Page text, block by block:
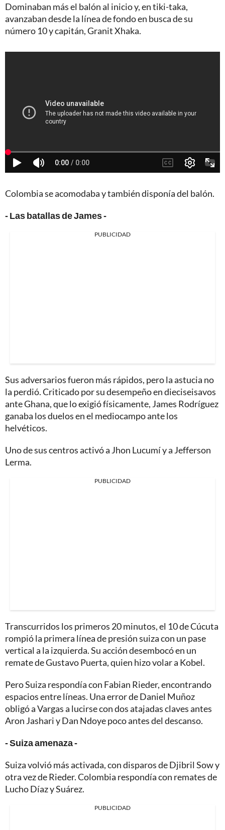
Dominaban más el balón al inicio y, en tiki-taka,
avanzaban desde la línea de fondo en busca de su
número 10 y capitán, Granit Xhaka.
Colombia se acomodaba y también disponía del balón.
- Las batallas de James -
PUBLICIDAD
Sus adversarios fueron más rápidos, pero la astucia no
la perdió. Criticado por su desempeño en dieciseisavos
ante Ghana, que lo exigió físicamente, James Rodríguez
ganaba los duelos en el mediocampo ante los
helvéticos.
Uno de sus centros activó a Jhon Lucumí y a Jefferson
Lerma.
PUBLICIDAD
Transcurridos los primeros 20 minutos, el 10 de Cúcuta
rompió la primera línea de presión suiza con un pase
vertical a la izquierda. Su acción desembocó en un
remate de Gustavo Puerta, quien hizo volar a Kobel.
Pero Suiza respondía con Fabian Rieder, encontrando
espacios entre líneas. Una error de Daniel Muñoz
obligó a Vargas a lucirse con dos atajadas claves antes
Aron Jashari y Dan Ndoye poco antes del descanso.
- Suiza amenaza -
Suiza volvió más activada, con disparos de Djibril Sow y
otra vez de Rieder. Colombia respondía con remates de
Lucho Díaz y Suárez.
PUBLICIDAD